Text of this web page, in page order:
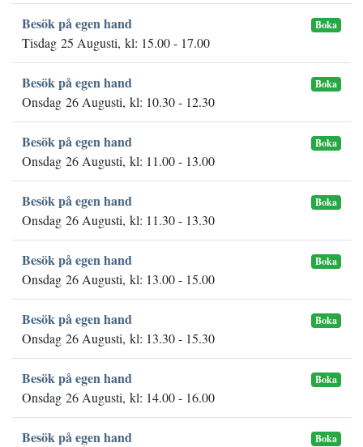
Besök på egen hand Boka
Tisdag 25 Augusti, kl: 15.00 - 17.00
Besök på egen hand Boka
Onsdag 26 Augusti, kl: 10.30 - 12.30
Besök på egen hand Boka
Onsdag 26 Augusti, kl: 11.00 - 13.00
Besök på egen hand Boka
Onsdag 26 Augusti, kl: 11.30 - 13.30
Besök på egen hand Boka
Onsdag 26 Augusti, kl: 13.00 - 15.00
Besök på egen hand Boka
Onsdag 26 Augusti, kl: 13.30 - 15.30
Besök på egen hand Boka
Onsdag 26 Augusti, kl: 14.00 - 16.00
Besök på egen hand Boka